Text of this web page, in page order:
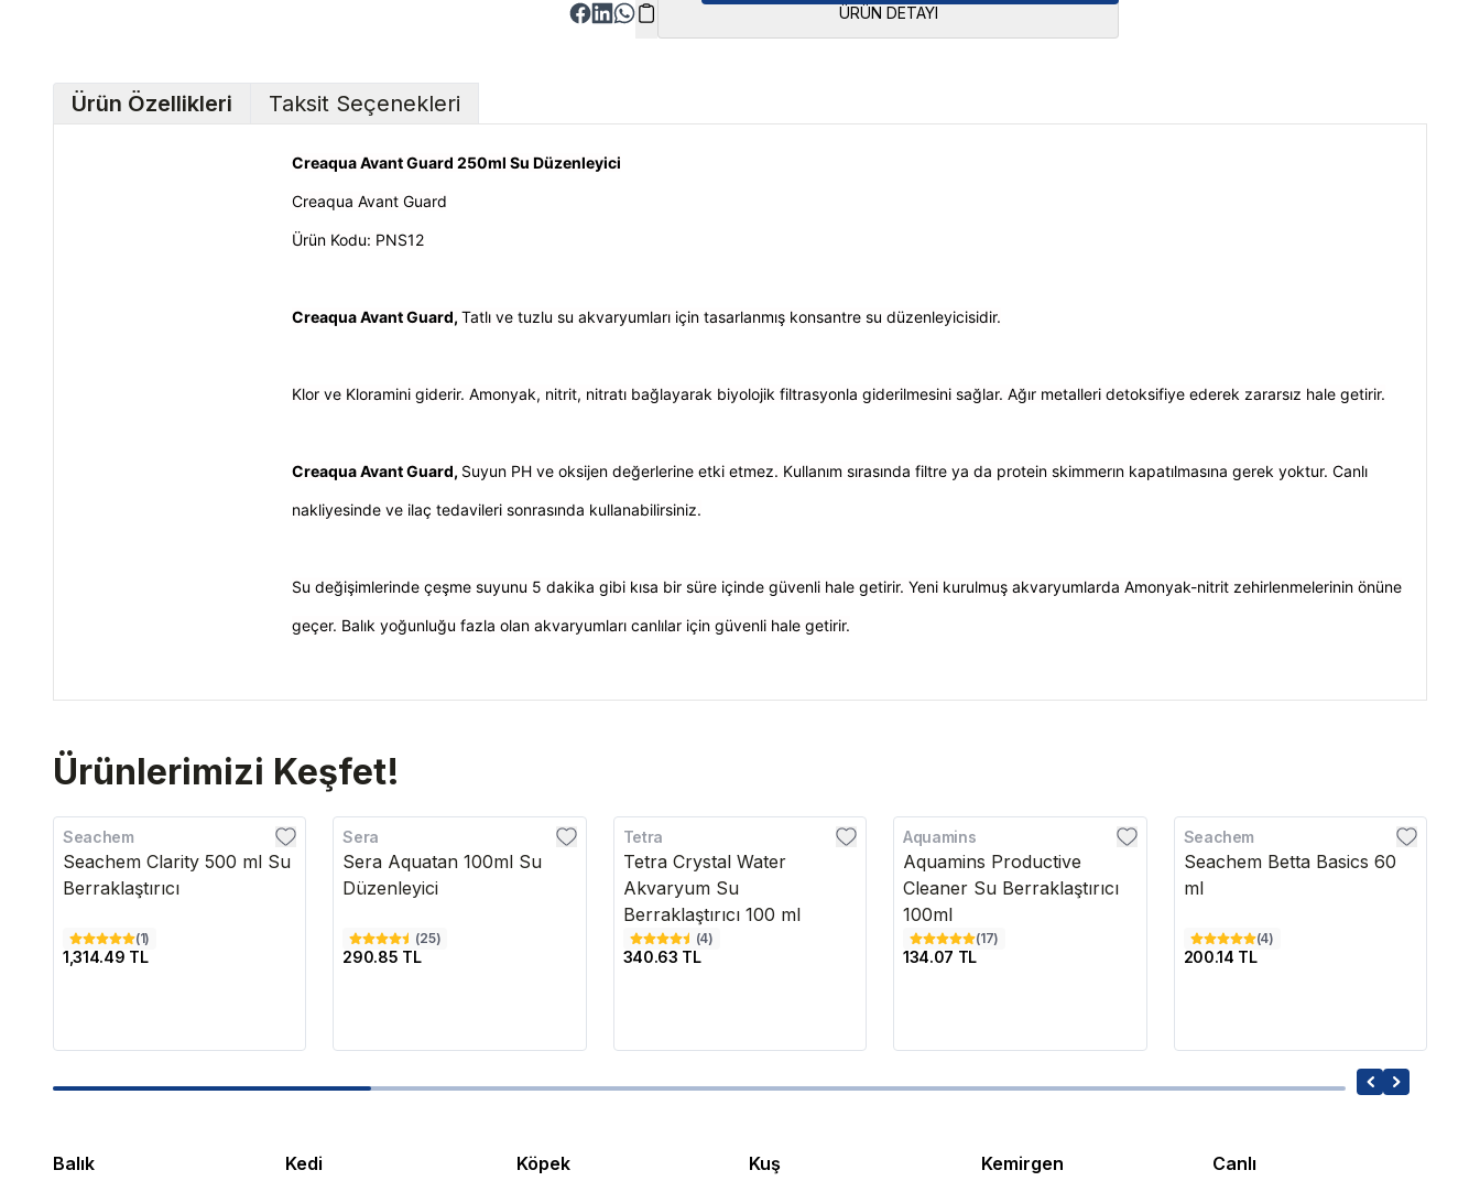
ÜRÜN DETAYI
Ürün Özellikleri Taksit Seçenekleri
Creaqua Avant Guard 250ml Su Düzenleyici
Creaqua Avant Guard
Ürün Kodu: PNS12
Creaqua Avant Guard, Tatlı ve tuzlu su akvaryumları için tasarlanmış konsantre su düzenleyicisidir.
Klor ve Kloramini giderir. Amonyak, nitrit, nitratı bağlayarak biyolojik filtrasyonla giderilmesini sağlar. Ağır metalleri detoksifiye ederek zararsız hale getirir.
Creaqua Avant Guard, Suyun PH ve oksijen değerlerine etki etmez. Kullanım sırasında filtre ya da protein skimmerın kapatılmasına gerek yoktur. Canlı
nakliyesinde ve ilaç tedavileri sonrasında kullanabilirsiniz.
Su değişimlerinde çeşme suyunu 5 dakika gibi kısa bir süre içinde güvenli hale getirir. Yeni kurulmuş akvaryumlarda Amonyak-nitrit zehirlenmelerinin önüne
geçer. Balık yoğunluğu fazla olan akvaryumları canlılar için güvenli hale getirir.
Ürünlerimizi Keşfet!
Seachem
Seachem Clarity 500 ml Su
Berraklaştırıcı
(1)
1,314.49 TL
Sera
Sera Aquatan 100ml Su
Düzenleyici
(25)
290.85 TL
Tetra
Tetra Crystal Water
Akvaryum Su
Berraklaştırıcı 100 ml
(4)
340.63 TL
Aquamins
Aquamins Productive
Cleaner Su Berraklaştırıcı
100ml
(17)
134.07 TL
Seachem
Seachem Betta Basics 60
ml
(4)
200.14 TL
Balık Kedi Köpek Kuş Kemirgen Canlı